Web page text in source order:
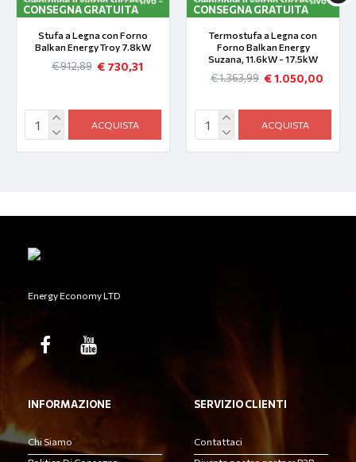
CONSEGNA GRATUITA
Stufa a Legna con Forno
Balkan Energy Troy 7.8kW
€ 730,31
€ 912,89
ACQUISTA
CONSEGNA GRATUITA
Termostufa a Legna con
Forno Balkan Energy
Suzana, 11.6kW - 17.5kW
€ 1.050,00
€ 1.363,99
ACQUISTA
Energy Economy LTD
INFORMAZIONE
Chi Siamo
SERVIZIO CLIENTI
Contattaci